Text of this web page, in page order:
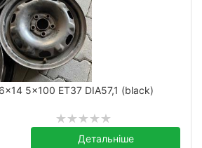
5x100 ET37 DIA57,1 (black)
Детальніше